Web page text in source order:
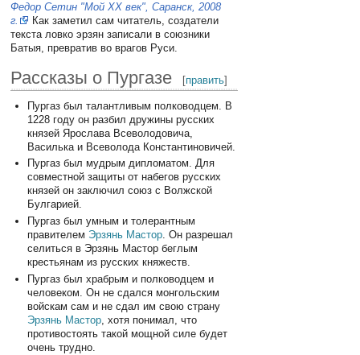
Федор Сетин "Мой XX век", Саранск, 2008
г.
Как заметил сам читатель, создатели
текста ловко эрзян записали в союзники
Батыя, превратив во врагов Руси.
Рассказы о Пургазе [править]
Пургаз был талантливым полководцем. В
1228 году он разбил дружины русских
князей Ярослава Всеволодовича,
Василька и Всеволода Константиновичей.
Пургаз был мудрым дипломатом. Для
совместной защиты от набегов русских
князей он заключил союз с Волжской
Булгарией.
Пургаз был умным и толерантным
правителем Эрзянь Мастор. Он разрешал
селиться в Эрзянь Мастор беглым
крестьянам из русских княжеств.
Пургаз был храбрым и полководцем и
человеком. Он не сдался монгольским
войскам сам и не сдал им свою страну
Эрзянь Мастор, хотя понимал, что
противостоять такой мощной силе будет
очень трудно.